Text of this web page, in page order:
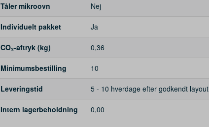
Tåler mikroovn Nej
Individuelt pakket Ja
CO₂-aftryk (kg) 0,36
Minimumsbestilling 10
Leveringstid 5 - 10 hverdage efter godkendt layout
Intern lagerbeholdning 0,00